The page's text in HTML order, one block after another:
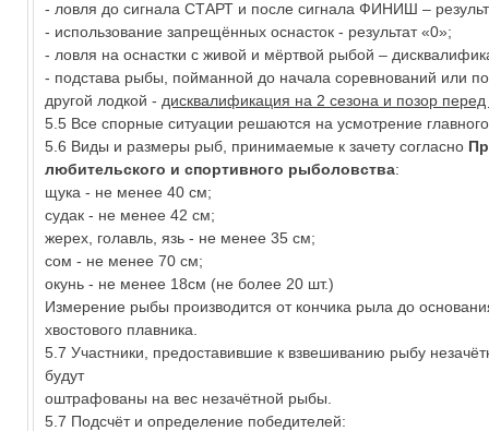
- ловля до сигнала СТАРТ и после сигнала ФИНИШ –
- использование запрещённых оснасток - результат «0»;
- ловля на оснастки с живой и мёртвой рыбой –
- подстава рыбы, пойманной до начала соревнований или
другой лодкой - дисквалификация на 2 сезона и позор
5.5 Все спорные ситуации решаются на усмотрение
5.6 Виды и размеры рыб, принимаемые к зачету согласно
любительского и спортивного рыболовства:
щука - не менее 40 см;
судак - не менее 42 см;
жерех, голавль, язь - не менее 35 см;
сом - не менее 70 см;
окунь - не менее 18см (не более 20 шт.)
Измерение рыбы производится от кончика рыла до
хвостового плавника.
5.7 Участники, предоставившие к взвешиванию рыбу
будут
оштрафованы на вес незачётной рыбы.
5.7 Подсчёт и определение победителей: